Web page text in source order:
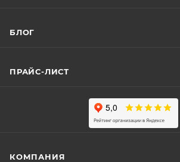
БЛОГ
ПРАЙС-ЛИСТ
КОМПАНИЯ